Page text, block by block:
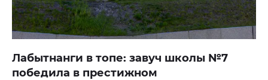
Лабытнанги в топе: завуч школы №7
победила в престижном